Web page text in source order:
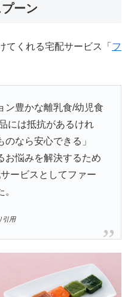
ーン
てくれる宅配サービス「 フ
ン豊かな離乳食/幼児食
には抵抗があるけれ
なら安心できる」
お悩みを解決するため
ービスとしてファー
引用